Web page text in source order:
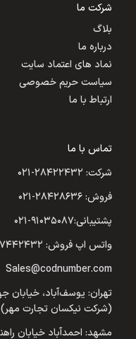
شرکت ما
بلاگ
درباره ما
نماد های اعتماد سایت
سیاست حریم خصوصی
ارتباط با ما
تماس با ما
شرکت: ۲۸۴۲۲۴۳۲-۰۲۱
فروش: ۲۸۴۲۸۶۳۶-۰۲۱
پشتیبانی:۹۱۰۳۵۰۸۷-۰۲۱
واتس اپ فروش: ۷۴۴۲۴۳۲-۰۹۳۰
Sales@codnumber.com
(شرکت نیکسان تجارت مهر)